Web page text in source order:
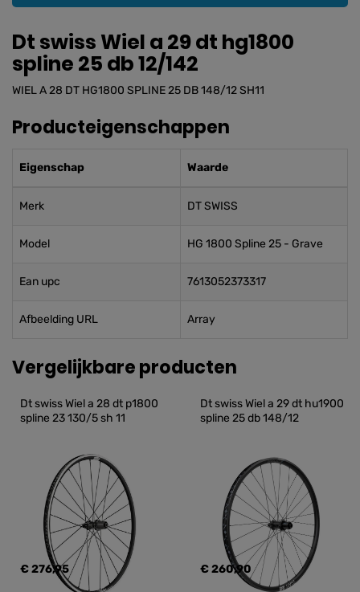
Dt swiss Wiel a 29 dt hg1800
spline 25 db 12/142
WIEL A 28 DT HG1800 SPLINE 25 DB 148/12 SH11
Producteigenschappen
Eigenschap Waarde
Merk DT SWISS
Model HG 1800 Spline 25 - Grave
Ean upc 7613052373317
Afbeelding URL Array
Vergelijkbare producten
Dt swiss Wiel a 28 dt p1800
spline 23 130/5 sh 11
€ 276,95
Dt swiss Wiel a 29 dt hu1900
spline 25 db 148/12
€ 260,90